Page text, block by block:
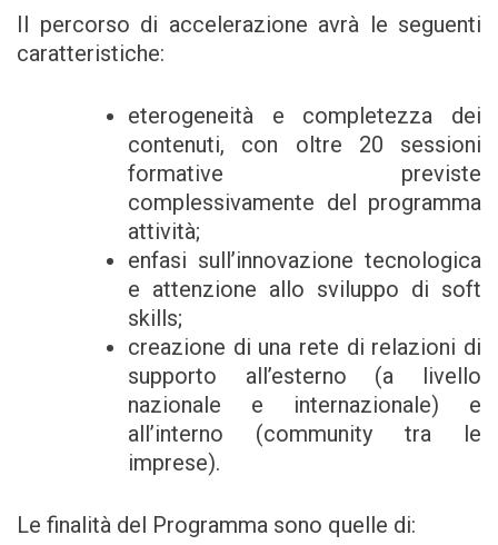
Il percorso di accelerazione avrà le seguenti
caratteristiche:
eterogeneità e completezza dei
contenuti, con oltre 20 sessioni
formative previste
complessivamente del programma
attività;
enfasi sull’innovazione tecnologica
e attenzione allo sviluppo di soft
skills;
creazione di una rete di relazioni di
supporto all’esterno (a livello
nazionale e internazionale) e
all’interno (community tra le
imprese).
Le finalità del Programma sono quelle di: